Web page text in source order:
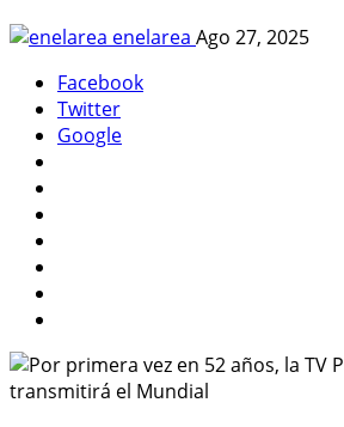
enelarea Ago 27, 2025
Facebook
Twitter
Google